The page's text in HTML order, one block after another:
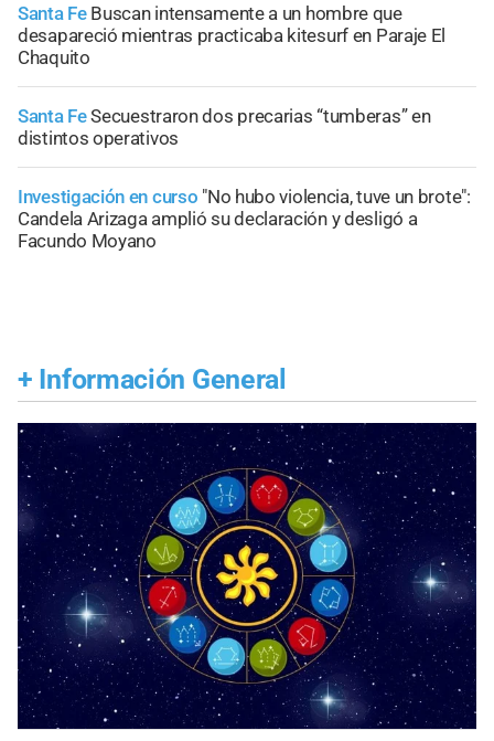
Santa Fe Buscan intensamente a un hombre que
desapareció mientras practicaba kitesurf en Paraje El
Chaquito
Santa FeSecuestraron dos precarias “tumberas” en
distintos operativos
Investigación en curso "No hubo violencia, tuve un brote":
Candela Arizaga amplió su declaración y desligó a
Facundo Moyano
+ Información General